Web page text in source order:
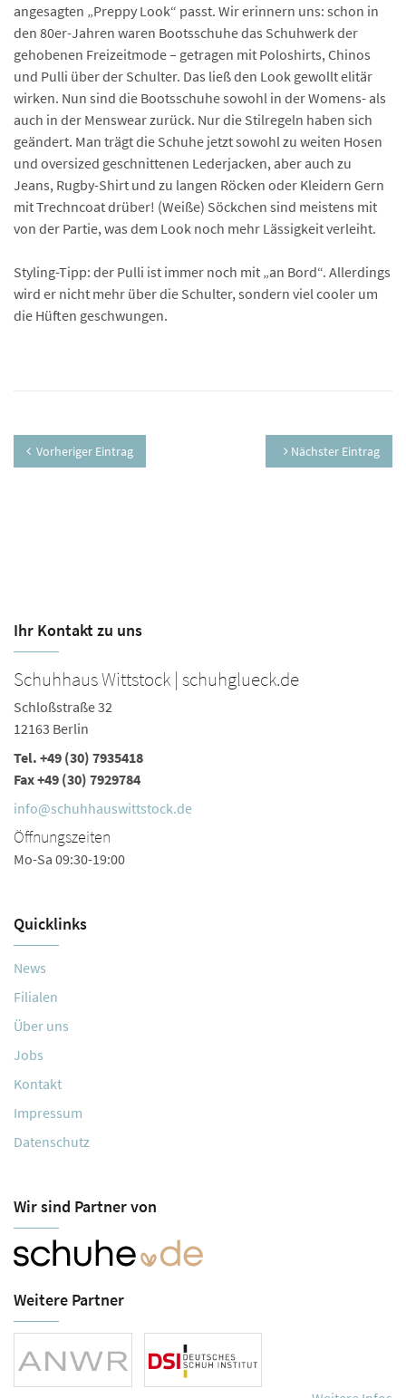
angesagten „Preppy Look“ passt. Wir erinnern uns: schon in
den 80er-Jahren waren Bootsschuhe das Schuhwerk der
gehobenen Freizeitmode – getragen mit Poloshirts, Chinos
und Pulli über der Schulter. Das ließ den Look gewollt elitär
wirken. Nun sind die Bootsschuhe sowohl in der Womens- als
auch in der Menswear zurück. Nur die Stilregeln haben sich
geändert. Man trägt die Schuhe jetzt sowohl zu weiten Hosen
und oversized geschnittenen Lederjacken, aber auch zu
Jeans, Rugby-Shirt und zu langen Röcken oder Kleidern Gern
mit Trechncoat drüber! (Weiße) Söckchen sind meistens mit
von der Partie, was dem Look noch mehr Lässigkeit verleiht.
Styling-Tipp: der Pulli ist immer noch mit „an Bord“. Allerdings
wird er nicht mehr über die Schulter, sondern viel cooler um
die Hüften geschwungen.
Vorheriger Eintrag Nächster Eintrag
Ihr Kontakt zu uns
Schuhhaus Wittstock | schuhglueck.de
Schloßstraße 32
12163 Berlin
Tel. +49 (30) 7935418
Fax +49 (30) 7929784
info@schuhhauswittstock.de
Öffnungszeiten
Mo-Sa 09:30-19:00
Quicklinks
News
Filialen
Über uns
Jobs
Kontakt
Impressum
Datenschutz
Wir sind Partner von
Weitere Partner